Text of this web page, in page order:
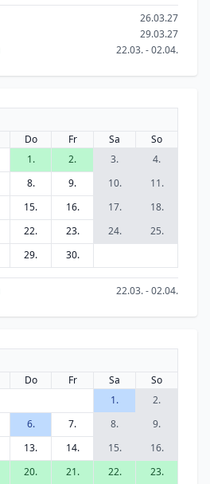
26.03.27
29.03.27
22.03. - 02.04.
Do Fr Sa
So
1.
2. 3.
4.
8. 9. 10.
11.
15. 16. 17.
18.
22. 23. 24.
25.
29. 30.
22.03. - 02.04.
Do Fr Sa
So
1.
2.
6. 7. 8.
9.
13. 14. 15.
16.
20. 21. 22. 23.